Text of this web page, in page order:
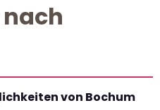
von Bochum